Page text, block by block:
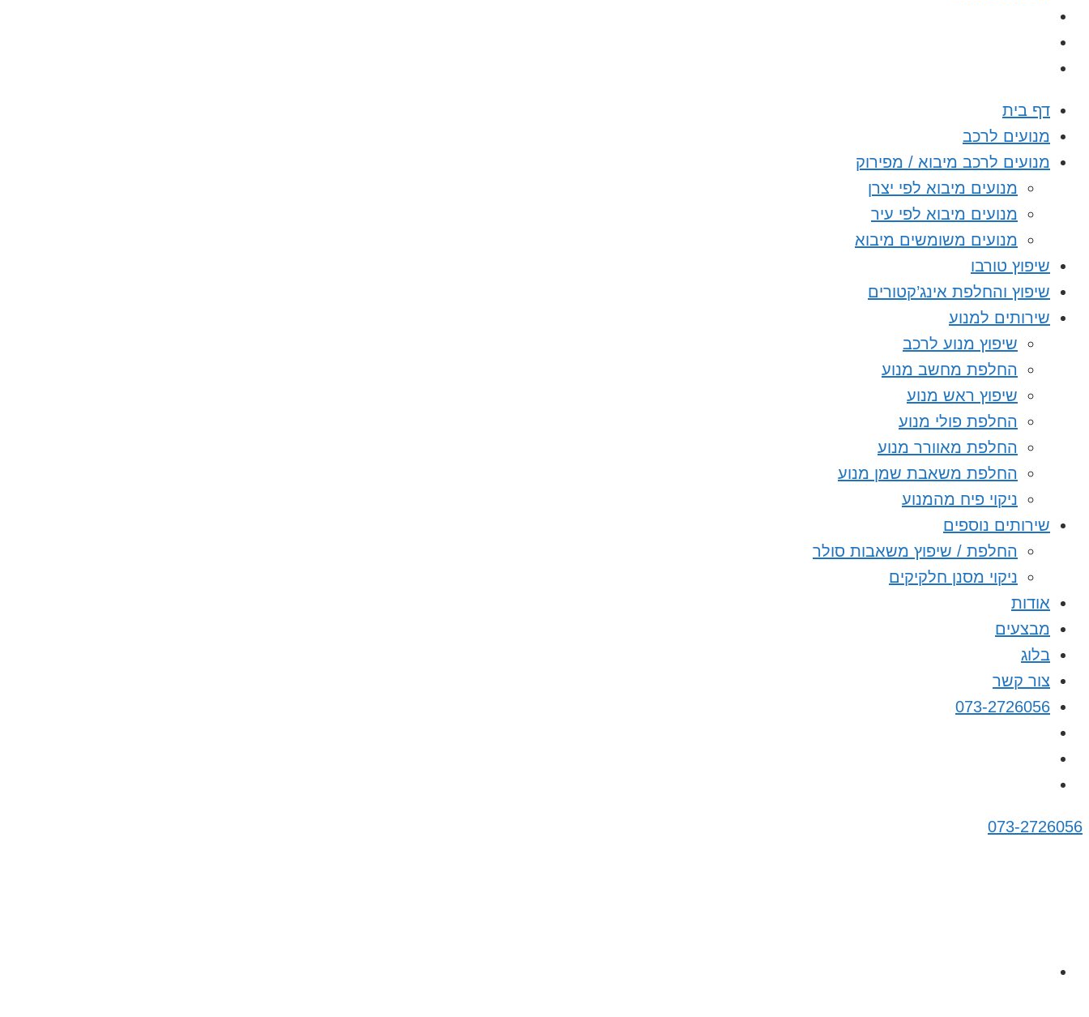
דף בית
מנועים לרכב
מנועים לרכב מיבוא / מפירוק
מנועים מיבוא לפי יצרן
מנועים מיבוא לפי עיר
מנועים משומשים מיבוא
שיפוץ טורבו
שיפוץ והחלפת אינג’קטורים
שירותים למנוע
שיפוץ מנוע לרכב
החלפת מחשב מנוע
שיפוץ ראש מנוע
החלפת פולי מנוע
החלפת מאוורר מנוע
החלפת משאבת שמן מנוע
ניקוי פיח מהמנוע
שירותים נוספים
החלפת / שיפוץ משאבות סולר
ניקוי מסנן חלקיקים
אודות
מבצעים
בלוג
צור קשר
073-2726056
073-2726056